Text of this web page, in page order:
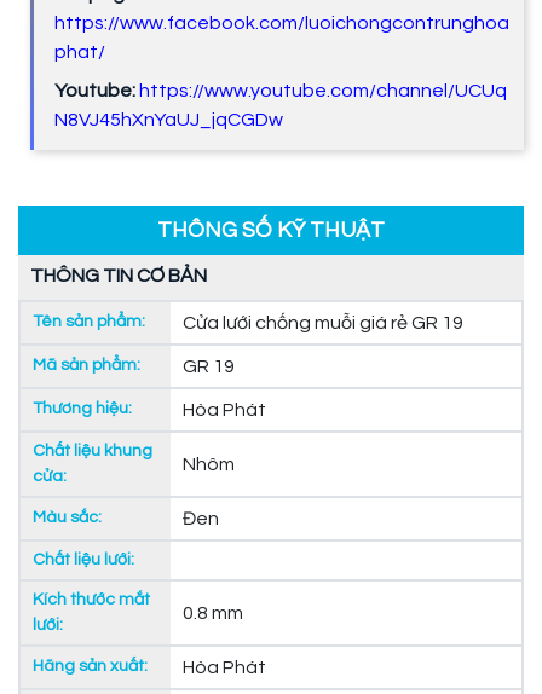
https://www.facebook.com/luoichongcontrunghoa
phat/
Youtube: https://www.youtube.com/channel/UCUq
N8VJ45hXnYaUJ_jqCGDw
THÔNG SỐ KỸ THUẬT
THÔNG TIN CƠ BẢN
Tên sản phẩm: Cửa lưới chống muỗi giá rẻ GR 19
Mã sản phẩm: GR 19
Thương hiệu: Hòa Phát
Chất liệu khung
cửa:
Nhôm
Màu sắc: Đen
Chất liệu lưới:
Kích thước mắt
lưới:
0.8 mm
Hãng sản xuất: Hòa Phát